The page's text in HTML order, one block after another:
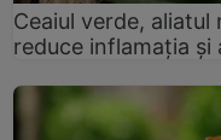
Ceaiul verde,
reduce inflamația și